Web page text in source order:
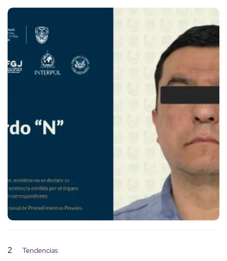
2 Tendencias